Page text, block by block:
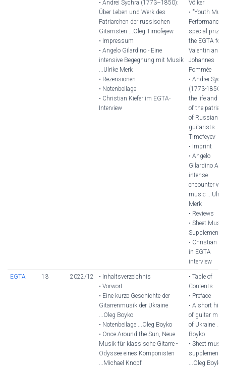
• Andrei Sychra (1773–1850):
Über Leben und Werk des
Patriarchen der russischen
Gitarristen ...Oleg Timofejew
• Impressum
• Angelo Gilardino - Eine
intensive Begegnung mit Musik
...Ulrike Merk
• Rezensionen
• Notenbeilage
• Christian Kiefer im EGTA-
Interview
Völker
• "Youth
Performance"
special prize
the EGTA for
Valentin and
Johannes
Pommée
• Andrei
(1773-1850):
the life and
of the
of Russian
guitarists
Timofeyev
• Imprint
• Angelo
Gilardino An
intense
encounter
music ...Ulrike
Merk
• Reviews
• Sheet Music
Supplement
• Christian
in EGTA
interview
EGTA 13 2022/12
• Inhaltsverzeichnis
• Vorwort
• Eine kurze Geschichte der
Gitarrenmusik der Ukraine
...Oleg Boyko
• Notenbeilage ...Oleg Boyko
• Once Around the Sun, Neue
Musik für klassische Gitarre -
Odyssee eines Komponisten
...Michael Knopf
• Table of
Contents
• Preface
• A short
of guitar
of Ukraine
Boyko
• Sheet music
supplement
...Oleg Boyko